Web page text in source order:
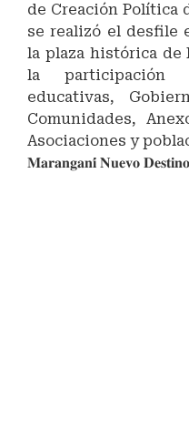
de Creación Política
se realizó el desfile
la plaza histórica de
la participación
educativas,
Comunidades,
Asociaciones y
𝐌𝐚𝐫𝐚𝐧𝐠𝐚𝐧𝐢́ 𝐍𝐮𝐞𝐯𝐨